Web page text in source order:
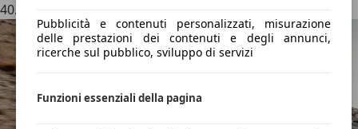
Pubblicità e contenuti personalizzati, misurazione
delle prestazioni dei contenuti e degli annunci,
ricerche sul pubblico, sviluppo di servizi
Funzioni essenziali della pagina
40.000 euro di spesa.